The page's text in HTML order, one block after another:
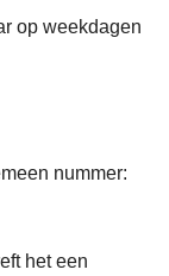
op weekdagen
nummer:
het een